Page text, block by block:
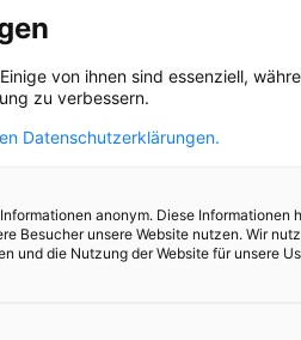
von ihnen sind essenziell,
zu verbessern.
Datenschutzerklärungen.
anonym. Diese Informationen
Besucher unsere Website nutzen. Wir
und die Nutzung der Website für unsere